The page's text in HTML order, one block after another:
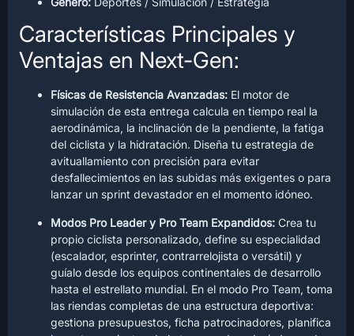
Características Principales y
Ventajas en Next-Gen:
Físicas de Resistencia Avanzadas: El motor de
simulación de esta entrega calcula en tiempo real la
aerodinámica, la inclinación de la pendiente, la fatiga
del ciclista y la hidratación. Diseña tu estrategia de
avituallamiento con precisión para evitar
desfallecimientos en las subidas más exigentes o para
lanzar un sprint devastador en el momento idóneo.
Modos Pro Leader y Pro Team Expandidos: Crea tu
propio ciclista personalizado, define su especialidad
(escalador, esprinter, contrarrelojista o versátil) y
guíalo desde los equipos continentales de desarrollo
hasta el estrellato mundial. En el modo Pro Team, toma
las riendas completas de una estructura deportiva:
gestiona presupuestos, ficha patrocinadores, planifica